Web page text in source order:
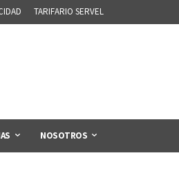
TARIFARIO SERVEL
NOSOTROS